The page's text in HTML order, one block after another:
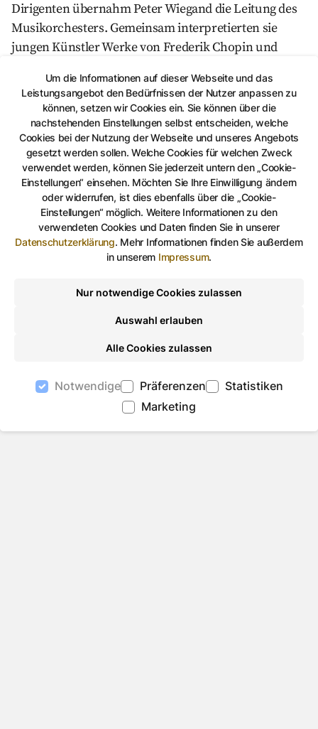
Um die Informationen auf dieser Webseite und das
Leistungsangebot den Bedürfnissen der Nutzer anpassen zu
können, setzen wir Cookies ein. Sie können über die
nachstehenden Einstellungen selbst entscheiden, welche
Cookies bei der Nutzung der Webseite und unseres Angebots
gesetzt werden sollen. Welche Cookies für welchen Zweck
verwendet werden, können Sie jederzeit untern den „Cookie-
Einstellungen“ einsehen. Möchten Sie Ihre Einwilligung ändern
oder widerrufen, ist dies ebenfalls über die „Cookie-
Einstellungen“ möglich. Weitere Informationen zu den
verwendeten Cookies und Daten finden Sie in unserer
Datenschutzerklärung. Mehr Informationen finden Sie außerdem
in unserem Impressum.
Nur notwendige Cookies zulassen
Auswahl erlauben
Alle Cookies zulassen
Notwendige Präferenzen
Statistiken
Marketing
Dirigenten übernahm Peter Wiegand die Leitung des
Musikorchesters. Gemeinsam interpretierten sie
jungen Künstler Werke von Frederik Chopin und
Programm vom „Consortio Violino“ im Saal der
Partnermusikschule Skierniewice wurde ebenfalls zu
einem großartigen Erfolg für die Geraer Delegation.
Das Rahmenprogramm der Konzertreise mit
Museumsbesuchen, Stadtführung und Schülertreffen
vermittelte den Musikern interessante Einblicke in
das kulturelle Leben der polnischen Nachbarn.
Freundschaft, gegenseitiger Respekt und
inspirierende Erinnerungen lassen auf weitere
Auf Facebook teilen
Auf Twitter teilenPer Link teilen